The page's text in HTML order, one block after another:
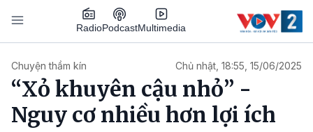
Nhảy đến nội dung
RadioPodcastMultimedia
Chuyện thầm kín Chủ nhật, 18:55, 15/06/2025
“Xỏ khuyên cậu nhỏ” -
Nguy cơ nhiều hơn lợi ích